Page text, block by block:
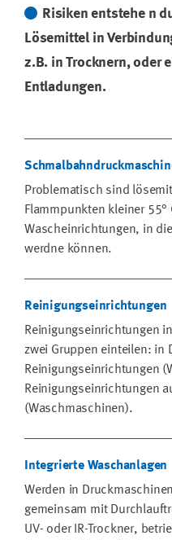
Risiken entstehe n
Lösemittel in
z.B. in Trocknern, oder
Entladungen.
Problematisch sind
Flammpunkten kleiner 55°
Wascheinrichtungen, in
werdne können.
Reinigungseinrichtungen
Reinigungseinrichtungen
zwei Gruppen einteilen: in
Reinigungseinrichtungen
Reinigungseinrichtungen
(Waschmaschinen).
Integrierte Waschanlagen
Werden in
gemeinsam mit
UV- oder IR-Trockner,